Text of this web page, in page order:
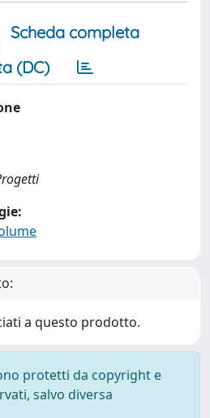
Scheda completa
(DC)
a questo prodotto.
protetti da copyright e
salvo diversa